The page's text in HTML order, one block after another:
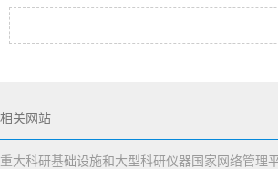
相关网站
重大科研基础设施和大型科研仪器国家网络管理